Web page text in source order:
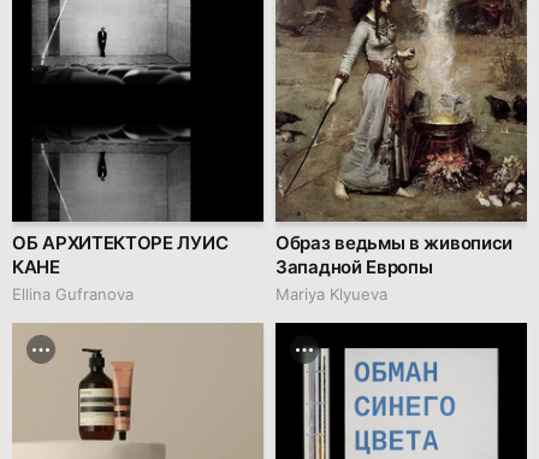
ОБ АРХИТЕКТОРЕ ЛУИС
КАНЕ
Ellina Gufranova
Образ ведьмы в живописи
Западной Европы
Mariya Klyueva